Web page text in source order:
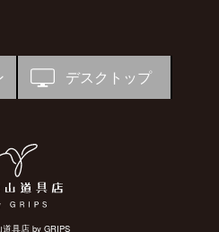
デスクトップ
具店 by GRIPS